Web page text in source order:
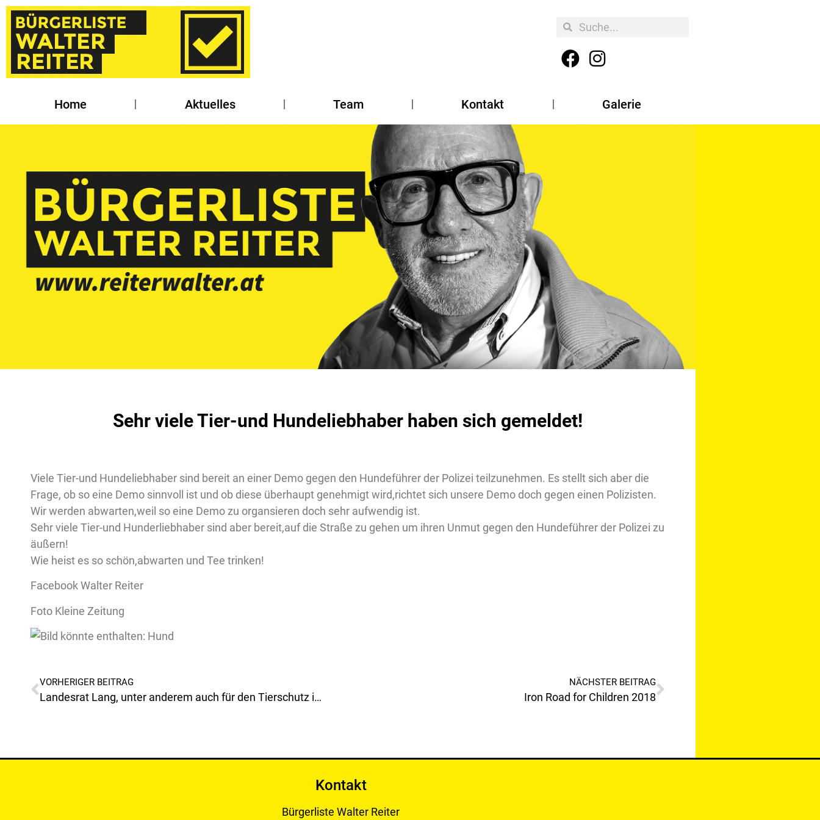
Home Aktuelles Team Kontakt Galerie
Sehr viele Tier-und Hundeliebhaber haben sich gemeldet!
Viele Tier-und Hundeliebhaber sind bereit an einer Demo gegen den Hundeführer der Polizei teilzunehmen. Es stellt sich aber die
Frage, ob so eine Demo sinnvoll ist und ob diese überhaupt genehmigt wird,richtet sich unsere Demo doch gegen einen Polizisten.
Wir werden abwarten,weil so eine Demo zu organsieren doch sehr aufwendig ist.
Sehr viele Tier-und Hunderliebhaber sind aber bereit,auf die Straße zu gehen um ihren Unmut gegen den Hundeführer der Polizei zu
äußern!
Wie heist es so schön,abwarten und Tee trinken!
Facebook Walter Reiter
Foto Kleine Zeitung
VORHERIGER BEITRAG
Landesrat Lang, unter anderem auch für den Tierschutz in der Steiermark zuständig, schweigt zum Hitzetod eines Polizeihundes!
NÄCHSTER BEITRAG
Iron Road for Children 2018
Kontakt
Bürgerliste Walter Reiter